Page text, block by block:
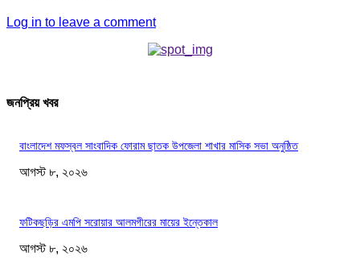
Log in to leave a comment
জনপ্রিয় খবর
বাংলাদেশ মফস্বল সাংবাদিক ফোরাম ছাতক উপজেলা শাখার মাসিক সভা অনুষ্ঠিত
আগস্ট ৮, ২০২৬
ফটিকছড়ির এমপি সরোয়ার আলমগীরের মায়ের ইন্তেকাল
আগস্ট ৮, ২০২৬